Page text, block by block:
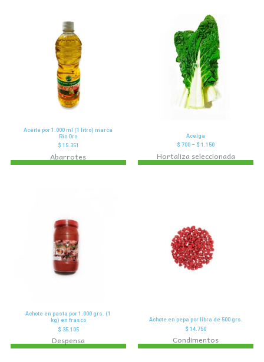
Aceite por 1.000 ml (1 litro) marca
Rio Oro
$15.351
Abarrotes
Acelga
$ 700 – $ 1.150
Hortaliza seleccionada
Achote en pasta por 1.000 grs. (1
kg) en frasco
$35.105
Despensa
Achote en pepa por libra de 500 grs.
$ 14.750
Condimentos